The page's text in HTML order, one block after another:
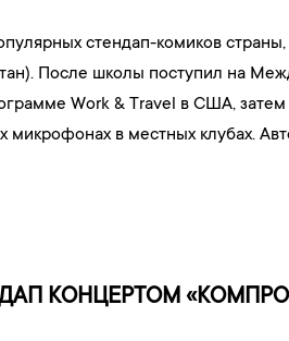
МЕРЧ
стендап-комиков
После школы поступил на
Work & Travel в США,
микрофонах в местных клубах.
КОНЦЕРТОМ